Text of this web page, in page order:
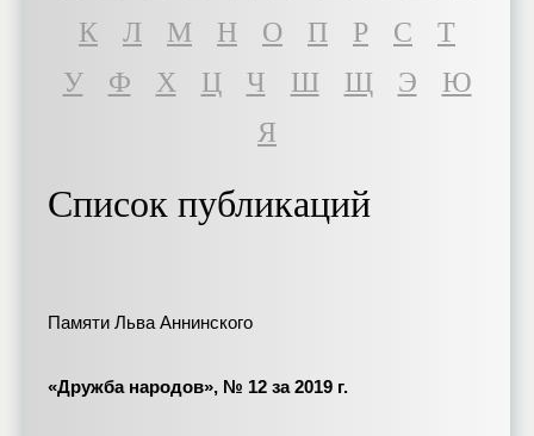
К
Л М Н О П Р С
Т
У
Ф Х Ц Ч Ш Щ Э
Ю
Я
Список публикаций
Памяти Льва Аннинского
«Дружба народов», № 12 за 2019 г.